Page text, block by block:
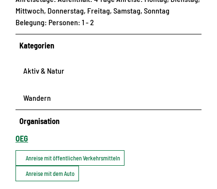
Mittwoch, Donnerstag, Freitag, Samstag, Sonntag
Belegung: Personen: 1 - 2
Kategorien
Aktiv & Natur
Wandern
Organisation
OEG
Anreise mit öffentlichen Verkehrsmitteln
Anreise mit dem Auto